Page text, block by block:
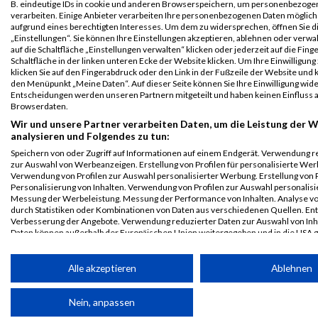
Nürnberg
Einzelwertung
weiblich
AG
B2Run
Nürnberg
Teamwertung
mixed
15171 Lena Dorscht 0000 GER
Siemens
AG
B2Run
Nürnberg
Teamwertung
weiblich
15171 Dorscht 0000 GER
Siemens
Legende:
GPos = Geschlechter Position, KPos = Kategorie Position, TPos =
Team Position, DNS = Did not start, DNF = Did not finish, DQ =
Disqualifiziert
B. eindeutige IDs in cookie und anderen Browserspeichern, um
verarbeiten. Einige Anbieter verarbeiten Ihre personenbezogenen Daten
aufgrund eines berechtigten Interesses. Um dem zu widersprechen, öffnen Sie
„Einstellungen“. Sie können Ihre Einstellungen akzeptieren, ablehnen oder
auf die Schaltfläche „Einstellungen verwalten“ klicken oder jederzeit auf die
Schaltfläche in der linken unteren Ecke der Website klicken. Um Ihre
klicken Sie auf den Fingerabdruck oder den Link in der Fußzeile der Website und
den Menüpunkt „Meine Daten“. Auf dieser Seite können Sie Ihre Einwilligung
Entscheidungen werden unseren Partnern mitgeteilt und haben keinen Einfluss
Browserdaten.
Wir und unsere Partner verarbeiten Daten, um die Leistung der
analysieren und Folgendes zu tun:
Speichern von oder Zugriff auf Informationen auf einem Endgerät. Verwendung
zur Auswahl von Werbeanzeigen. Erstellung von Profilen für personalisierte
Verwendung von Profilen zur Auswahl personalisierter Werbung. Erstellung von
Personalisierung von Inhalten. Verwendung von Profilen zur Auswahl
Messung der Werbeleistung. Messung der Performance von Inhalten. Analyse
durch Statistiken oder Kombinationen von Daten aus verschiedenen Quellen.
Verbesserung der Angebote. Verwendung reduzierter Daten zur Auswahl von
Daten können außerhalb der Europäischen Union weitergegeben und in die USA
Partnerliste anzeigen (1 IAB-Anbieter)
Wir nutzen Ihre Daten für folgende Zwecke:
Alle akzeptieren Ablehnen
Nein, anpassen